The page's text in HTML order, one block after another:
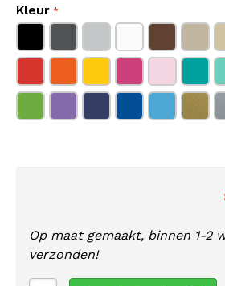
Kleur
Op maat gemaakt, binnen 1-2
verzonden!